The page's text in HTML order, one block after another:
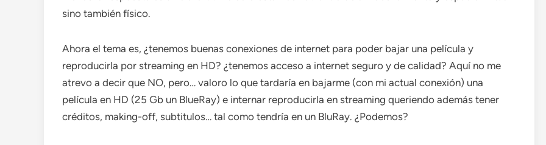
sino también físico.
Ahora el tema es, ¿tenemos buenas conexiones de internet para poder bajar una película y
reproducirla por streaming en HD? ¿tenemos acceso a internet seguro y de calidad? Aquí no me
atrevo a decir que NO, pero… valoro lo que tardaría en bajarme (con mi actual conexión) una
película en HD (25 Gb un BlueRay) e internar reproducirla en streaming queriendo además tener
créditos, making-off, subtitulos… tal como tendría en un BluRay. ¿Podemos?